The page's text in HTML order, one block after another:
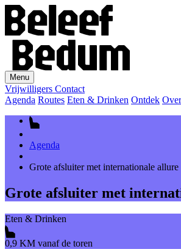
Menu
Vrijwilligers Contact
Agenda Routes Eten & Drinken Ontdek
Agenda
Grote afsluiter met internationale
Grote afsluiter met
Eten & Drinken
0,9 KM vanaf de toren